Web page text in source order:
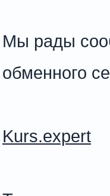
Мы рады
обменного
Kurs.expert